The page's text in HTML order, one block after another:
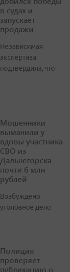
в судах и
запускает
продажи
Независимая
экспертиза
подтвердила, что
Мошенники
выманили у
вдовы участника
СВО из
Дальнегорска
почти 6 млн
рублей
Возбуждено
уголовное дело
Полиция
проверяет
публикацию о